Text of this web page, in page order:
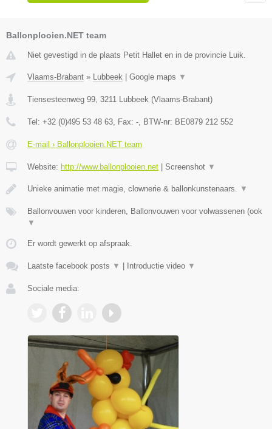
Ballonplooien.NET team
Niet gevestigd in de plaats Petit Hallet en in de provincie Luik.
Vlaams-Brabant » Lubbeek Google maps ▼
Tiensesteenweg 99, 3211 Lubbeek (Vlaams-Brabant)
Tel: +32 (0)495 53 48 63, Fax: -, BTW-nr: BE0879 212 552
E-mail › Ballonplooien.NET team
Website: http://www.ballonplooien.net Screenshot ▼
Unieke animatie met magie, clownerie & ballonkunstenaars. ▼
Ballonvouwen voor kinderen, Ballonvouwen voor volwassenen (ook
▼
Er wordt gewerkt op afspraak.
Laatste facebook posts ▼ Introductie video ▼
Sociale media: